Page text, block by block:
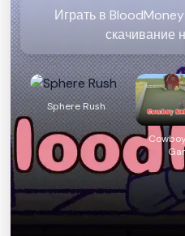
Играть в
скачивание
Sphere Rush